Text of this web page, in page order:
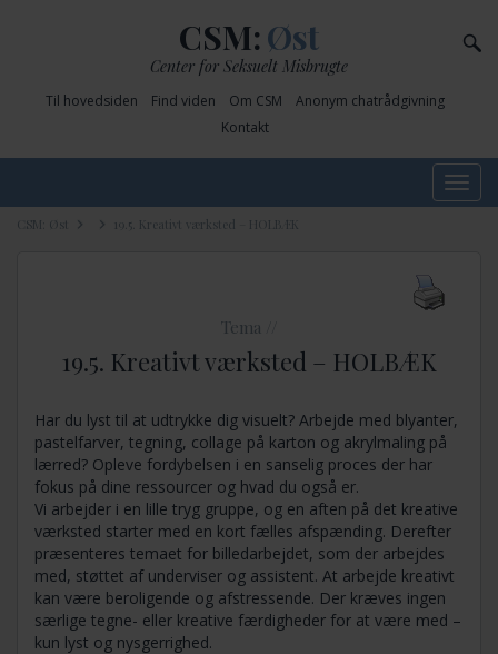
CSM:Øst
Center for Seksuelt Misbrugte
Til hovedsiden Find viden Om CSM
Anonym chatrådgivning
Kontakt
Toggle
CSM: Øst 19.5. Kreativt værksted – HOLBÆK
Tema //
19.5. Kreativt værksted – HOLBÆK
Har du lyst til at udtrykke dig visuelt? Arbejde med blyanter,
pastelfarver, tegning, collage på karton og akrylmaling på
lærred? Opleve fordybelsen i en sanselig proces der har
fokus på dine ressourcer og hvad du også er.
Vi arbejder i en lille tryg gruppe, og en aften på det kreative
værksted starter med en kort fælles afspænding. Derefter
præsenteres temaet for billedarbejdet, som der arbejdes
med, støttet af underviser og assistent. At arbejde kreativt
kan være beroligende og afstressende. Der kræves ingen
særlige tegne- eller kreative færdigheder for at være med –
kun lyst og nysgerrighed.